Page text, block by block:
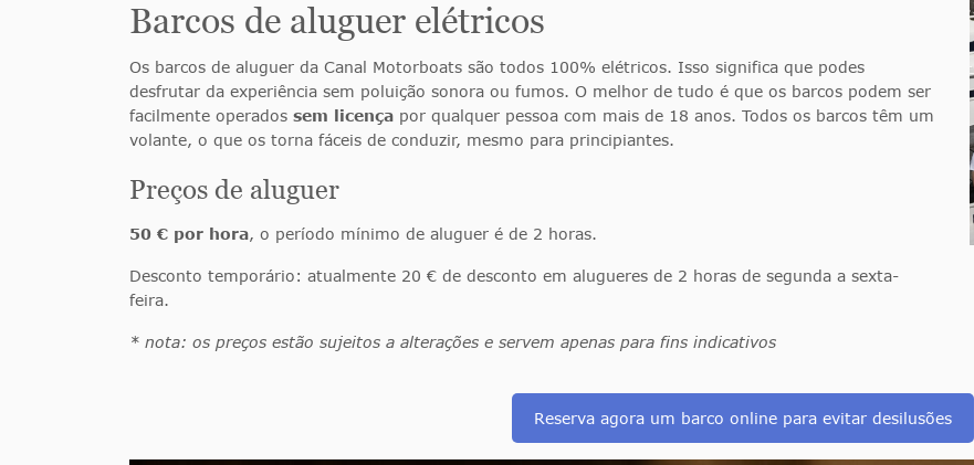
Barcos de aluguer elétricos
Os barcos de aluguer da Canal Motorboats são todos 100% elétricos. Isso significa que podes
desfrutar da experiência sem poluição sonora ou fumos. O melhor de tudo é que os barcos podem ser
facilmente operados sem licença por qualquer pessoa com mais de 18 anos. Todos os barcos têm um
volante, o que os torna fáceis de conduzir, mesmo para principiantes.
Preços de aluguer
50 € por hora, o período mínimo de aluguer é de 2 horas.
Desconto temporário: atualmente 20 € de desconto em alugueres de 2 horas de segunda a sexta-
feira.
* nota: os preços estão sujeitos a alterações e servem apenas para fins indicativos
Reserva agora um barco online para evitar desilusões